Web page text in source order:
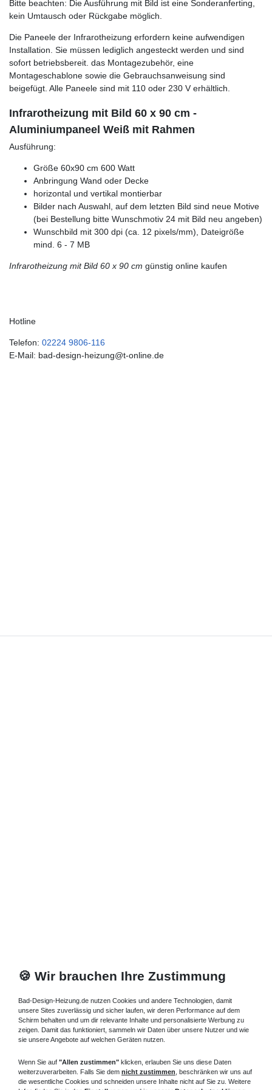
Bitte beachten: Die Ausführung mit Bild ist eine Sonderanferting,
kein Umtausch oder Rückgabe möglich.
Die Paneele der Infrarotheizung erfordern keine aufwendigen
Installation. Sie müssen lediglich angesteckt werden und sind
sofort betriebsbereit. das Montagezubehör, eine
Montageschablone sowie die Gebrauchsanweisung sind
beigefügt. Alle Paneele sind mit 110 oder 230 V erhältlich.
Infrarotheizung mit Bild 60 x 90 cm -
Aluminiumpaneel Weiß mit Rahmen
Ausführung:
Größe 60x90 cm 600 Watt
Anbringung Wand oder Decke
horizontal und vertikal montierbar
Bilder nach Auswahl, auf dem letzten Bild sind neue Motive
(bei Bestellung bitte Wunschmotiv 24 mit Bild neu angeben)
Wunschbild mit 300 dpi (ca. 12 pixels/mm), Dateigröße
mind. 6 - 7 MB
Infrarotheizung mit Bild 60 x 90 cm günstig online kaufen
Hotline
Telefon: 02224 9806-116
E-Mail: bad-design-heizung@t-online.de
🍪 Wir brauchen Ihre Zustimmung
Bad-Design-Heizung.de nutzen Cookies und andere Technologien, damit
unsere Sites zuverlässig und sicher laufen, wir deren Performance auf dem
Schirm behalten und um dir relevante Inhalte und personalisierte Werbung zu
zeigen. Damit das funktioniert, sammeln wir Daten über unsere Nutzer und wie
sie unsere Angebote auf welchen Geräten nutzen.
Wenn Sie auf "Allen zustimmen" klicken, erlauben Sie uns diese Daten
weiterzuverarbeiten. Falls Sie dem nicht zustimmen , beschränken wir uns auf
die wesentliche Cookies und schneiden unsere Inhalte nicht auf Sie zu. Weitere